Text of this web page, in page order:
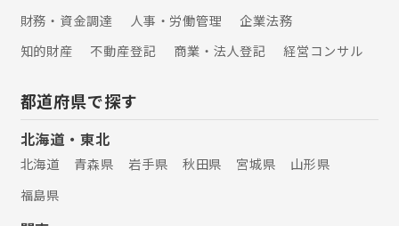
財務・資金調達
人事・労働管理
企業法務
知的財産
不動産登記 商業・法人登記 経営コンサル
都道府県で探す
北海道・東北
北海道 青森県 岩手県 秋田県 宮城県
山形県
福島県